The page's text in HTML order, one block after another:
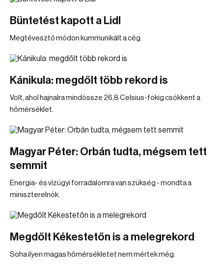
Büntetést kapott a Lidl
Megtévesztő módon kummunikált a cég.
Kánikula: megdőlt több rekord is
Volt, ahol hajnalra mindössze 26,8 Celsius-fokig csökkent a
hőmérséklet.
Magyar Péter: Orbán tudta, mégsem tett
semmit
Energia- és vízügyi forradalomra van szükség - mondta a
miniszterelnök.
Megdőlt Kékestetőn is a melegrekord
Soha ilyen magas hőmérsékletet nem mértek még.